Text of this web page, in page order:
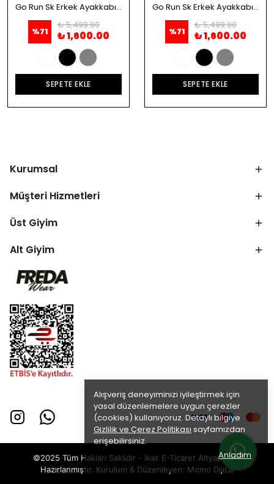
Alışveriş deneyiminizi iyileştirmek için
yasal düzenlemelere uygun çerezler
(cookies) kullanıyoruz. Detaylı bilgiye
Gizlilik ve Çerez Politikası sayfamızdan
erişebilirsiniz.
Anladım
Go Run Sk Erkek Ayakkabı - Beyaz
%71
₺ 5,499.90
₺ 1,600.00
SEPETE EKLE
Go Run Sk Erkek Ayakkabı - Siyah
%71
₺ 5,499.90
₺ 1,600.00
SEPETE EKLE
Kurumsal
Müşteri Hizmetleri
Üst Giyim
Alt Giyim
©2025 Tüm Hakları Saklıdır - ikas E-Ticaret Altyapısı ile
Hazırlanmıştır. Kurulum & Düzenleyen: Momo Dijital